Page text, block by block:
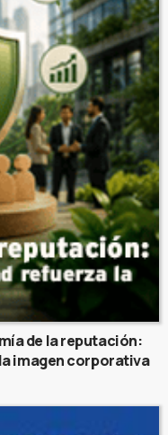
de la reputación:
imagen corporativa